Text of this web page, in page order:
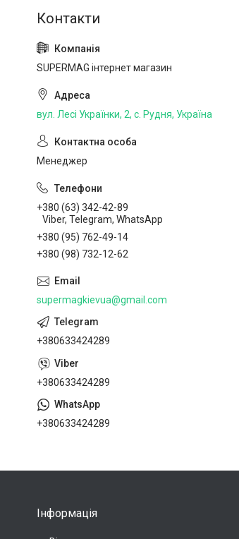
SUPERMAG інтернет магазин
вул. Лесі Українки, 2, с. Рудня, Україна
Менеджер
+380 (63) 342-42-89
Viber, Telegram, WhatsApp
+380 (95) 762-49-14
+380 (98) 732-12-62
supermagkievua@gmail.com
+380633424289
+380633424289
+380633424289
Інформація